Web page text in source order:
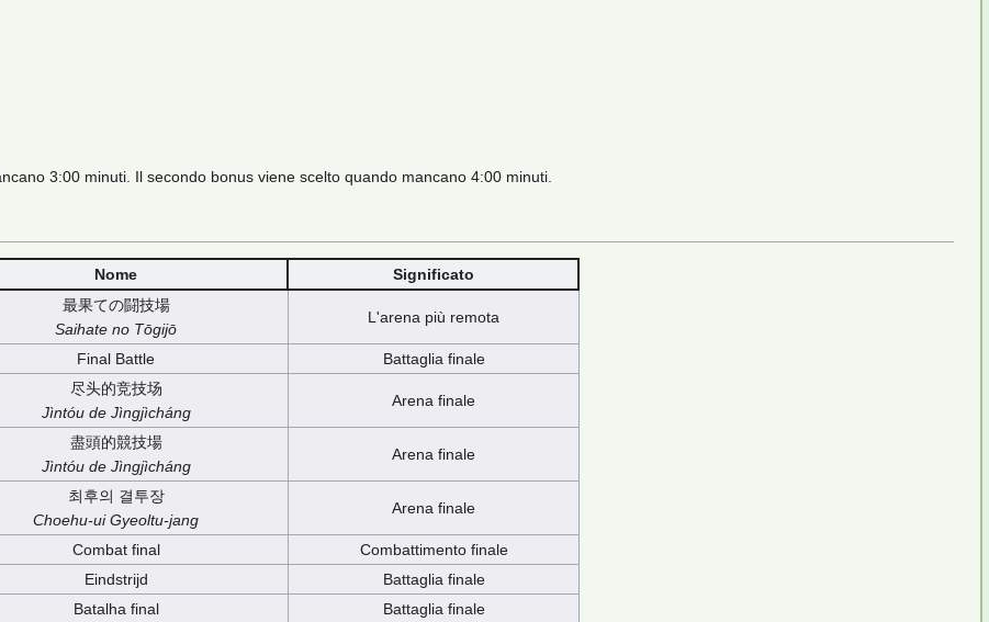
3:00 minuti. Il secondo bonus viene scelto quando mancano 4:00 minuti.
Nome Significato
最果ての闘技場
Saihate no Tōgijō
L'arena più remota
Final Battle Battaglia finale
尽头的竞技场
Jìntóu de Jìngjìcháng
Arena finale
盡頭的競技場
Jìntóu de Jìngjìcháng
Arena finale
최후의 결투장
Choehu-ui Gyeoltu-jang
Arena finale
Combat final
Combattimento finale
Eindstrijd
Battaglia finale
Batalha final Battaglia finale